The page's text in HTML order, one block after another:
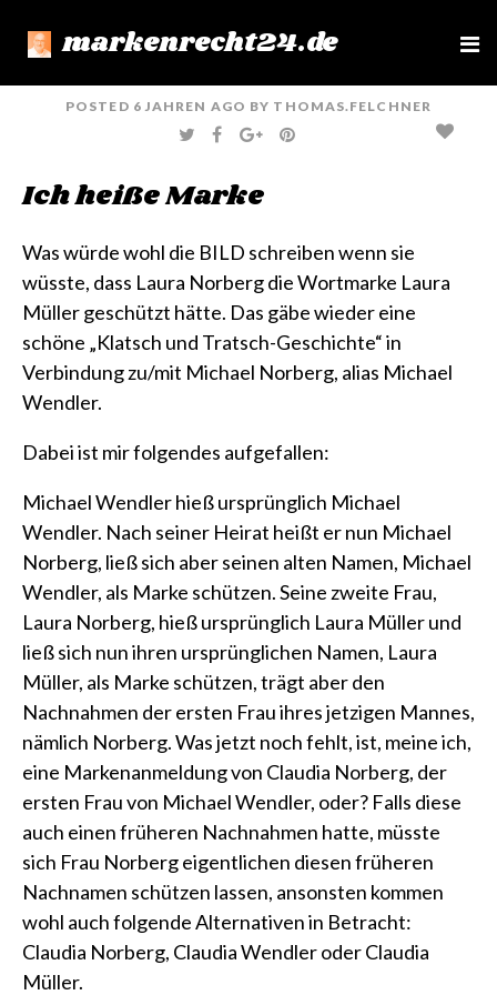
markenrecht24.de
e
POSTED 6 JAHREN AGO BY THOMAS.FELCHNER
T
W
T
E
F
A
O
G
O
L
E
P
I
Ich heiße Marke
Was würde wohl die BILD schreiben wenn sie
wüsste, dass Laura Norberg die Wortmarke Laura
Müllergeschützt hätte. Das gäbe wieder eine
schöne „Klatsch und Tratsch-Geschichte“ in
Verbindung zu/mit Michael Norberg, alias Michael
Wendler.
Dabei ist mir folgendes aufgefallen:
Michael Wendler hieß ursprünglich Michael
Wendler. Nach seiner Heirat heißt er nun Michael
Norberg, ließ sich aber seinen alten Namen, Michael
Wendler, als Marke schützen. Seine zweite Frau,
Laura Norberg, hieß ursprünglich Laura Müller und
ließ sich nun ihren ursprünglichen Namen, Laura
Müller, als Marke schützen, trägt aber den
Nachnahmen der ersten Frau ihres jetzigen Mannes,
nämlich Norberg. Was jetzt noch fehlt, ist, meine ich,
eine Markenanmeldung von Claudia Norberg, der
ersten Frau von Michael Wendler, oder? Falls diese
auch einen früheren Nachnahmen hatte, müsste
sich Frau Norberg eigentlichen diesen früheren
Nachnamen schützen lassen, ansonsten kommen
wohl auch folgende Alternativen in Betracht:
Claudia Norberg, Claudia Wendler oder Claudia
Müller.